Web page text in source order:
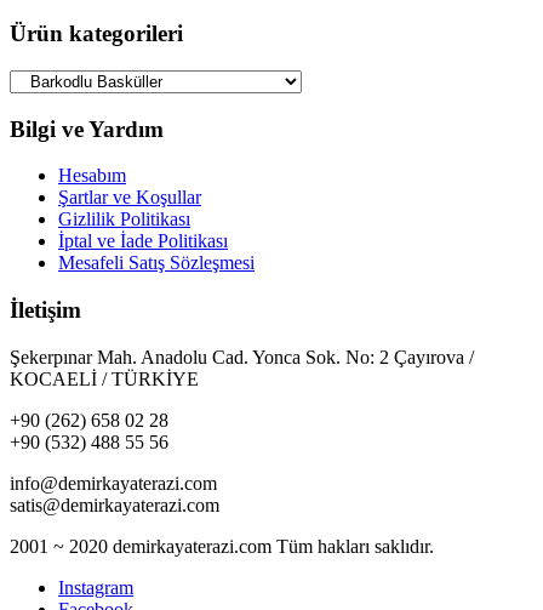
sayfasından
Ürün kategorileri
Bilgi ve Yardım
Hesabım
Şartlar ve Koşullar
Gizlilik Politikası
İptal ve İade Politikası
Mesafeli Satış Sözleşmesi
İletişim
Şekerpınar Mah. Anadolu Cad. Yonca Sok. No: 2 Çayırova /
KOCAELİ / TÜRKİYE
+90 (262) 658 02 28
+90 (532) 488 55 56
info@demirkayaterazi.com
satis@demirkayaterazi.com
2001 ~ 2020 demirkayaterazi.com Tüm hakları saklıdır.
Instagram